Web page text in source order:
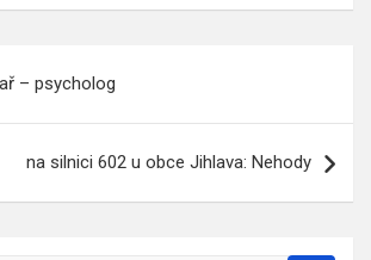
– psycholog
na silnici 602 u obce Jihlava: Nehody